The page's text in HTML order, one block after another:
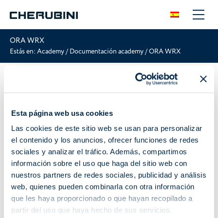
Esta página web usa cookies
Las cookies de este sitio web se usan para personalizar
el contenido y los anuncios, ofrecer funciones de redes
sociales y analizar el tráfico. Además, compartimos
información sobre el uso que haga del sitio web con
nuestros partners de redes sociales, publicidad y análisis
web, quienes pueden combinarla con otra información
que les haya proporcionado o que hayan recopilado a
partir del uso que haya hecho de sus servicios.
ORA WRX
Estás en: Academy/ Documentación academy/ORA WRX
Motor vía radio dual con fin de carrera electrónico
ORA WRX - Toldos
Manual de instrucciones Folletos Certificaciones
Para ver los videos, debe aceptar las cookies de marketing.